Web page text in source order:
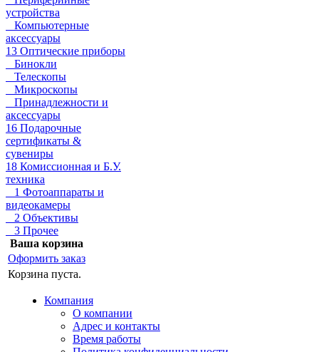
устройства
Компьютерные
аксессуары
13 Оптические приборы
Бинокли
Телескопы
Микроскопы
Принадлежности и
аксессуары
16 Подарочные
сертификаты &
сувениры
18 Комиссионная и Б.У.
техника
1 Фотоаппараты и
видеокамеры
2 Объективы
3 Прочее
Ваша корзина
Оформить заказ
Корзина пуста.
Компания
О компании
Адрес и контакты
Время работы